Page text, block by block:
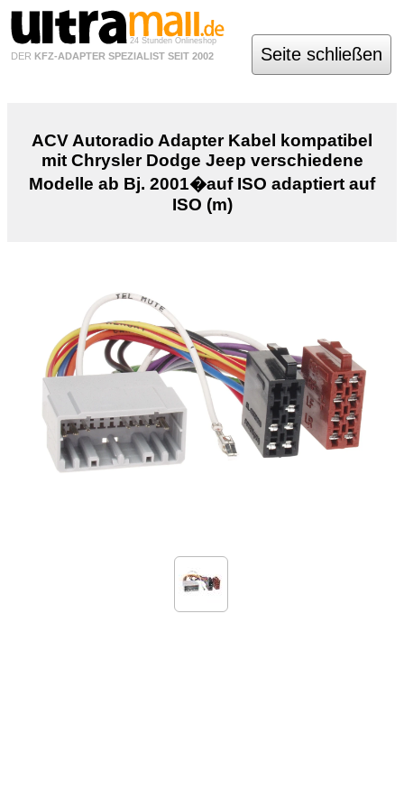
24 Stunden Onlineshop
DER KFZ-ADAPTER SPEZIALIST SEIT 2002 Seite schließen
ACV Autoradio Adapter Kabel kompatibel
mit Chrysler Dodge Jeep verschiedene
Modelle ab Bj. 2001�auf ISO adaptiert auf
ISO (m)